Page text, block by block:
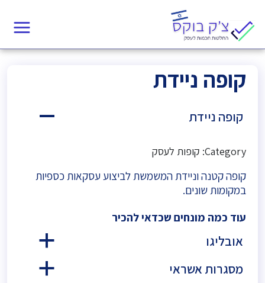
קופה ניידת
A קופה ניידת
Category: קופות לעסק
קופה קטנה וניידת המשמשת לביצוע עסקאות כספיות
במקומות שונים.
עוד כמה מונחים שכדאי להכיר
a
אובליגו
a
מסגרות אשראי